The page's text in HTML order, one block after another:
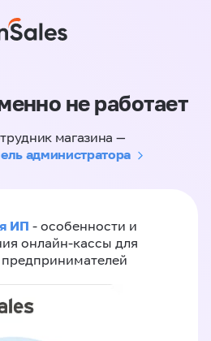
не работает
магазина —
администратора
ИП - особенности и
онлайн-кассы для